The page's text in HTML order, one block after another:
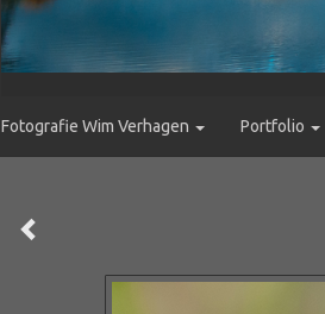
Fotografie Wim Verhagen Portfolio